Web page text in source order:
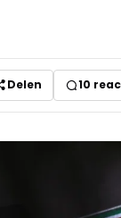
Delen 10